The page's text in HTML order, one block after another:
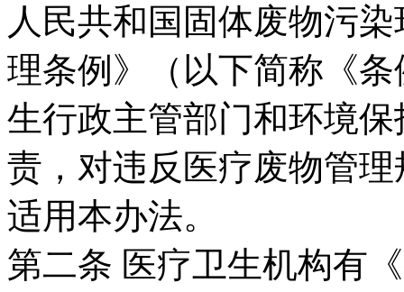
人民共和国固体废物污
理条例》（以下简称《
生行政主管部门和环境
责，对违反医疗废物管
适用本办法。
第二条 医疗卫生机构有